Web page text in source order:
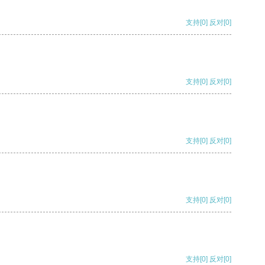
支持[0] 反对[0]
支持[0] 反对[0]
支持[0] 反对[0]
支持[0] 反对[0]
支持[0] 反对[0]